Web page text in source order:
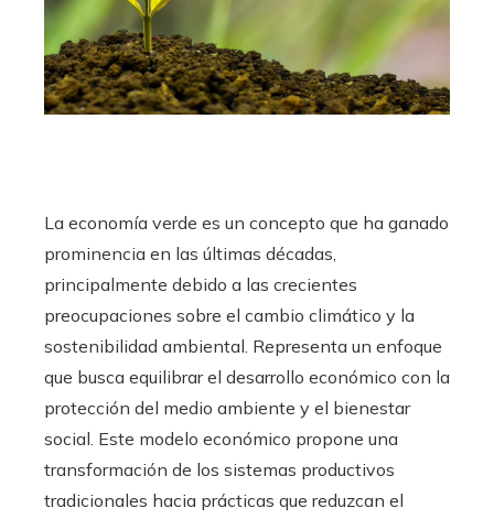
La economía verde es un concepto que ha ganado
prominencia en las últimas décadas,
principalmente debido a las crecientes
preocupaciones sobre el cambio climático y la
sostenibilidad ambiental. Representa un enfoque
que busca equilibrar el desarrollo económico con la
protección del medio ambiente y el bienestar
social. Este modelo económico propone una
transformación de los sistemas productivos
tradicionales hacia prácticas que reduzcan el